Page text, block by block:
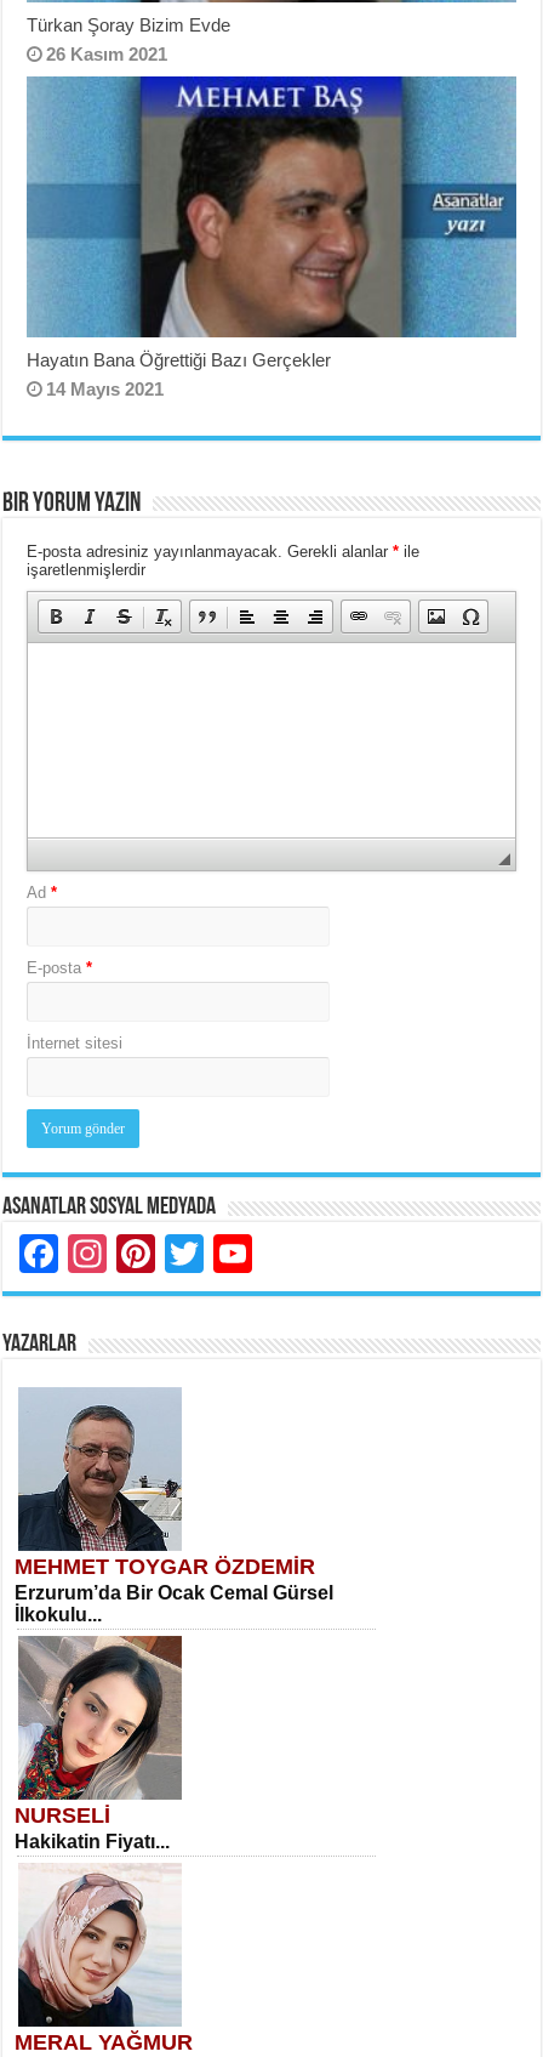
Türkan Şoray Bizim Evde
26 Kasım 2021
Hayatın Bana Öğrettiği Bazı Gerçekler
14 Mayıs 2021
BIR YORUM YAZIN
E-posta adresiniz yayınlanmayacak. Gerekli alanlar* ile
işaretlenmişlerdir
Ad*
E-posta*
İnternet sitesi
Asanatlar Sosyal Medyada
Facebook
Instagram
Pinterest
Twitter
YAZARLAR
MEHMET TOYGAR ÖZDEMİR
Erzurum’da Bir Ocak Cemal Gürsel
İlkokulu...
NURSELİ
Hakikatin Fiyatı...
MERAL YAĞMUR